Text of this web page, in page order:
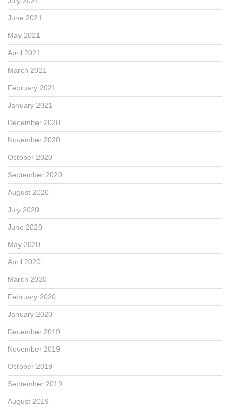
June 2021
May 2021
April 2021
March 2021
February 2021
January 2021
December 2020
November 2020
October 2020
September 2020
August 2020
July 2020
June 2020
May 2020
April 2020
March 2020
February 2020
January 2020
December 2019
November 2019
October 2019
September 2019
August 2019